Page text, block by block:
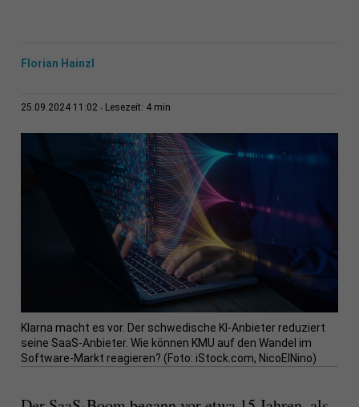
Florian Hainzl
25.09.2024 11:02 Lesezeit: 4 min
Klarna macht es vor. Der schwedische KI-Anbieter reduziert
seine SaaS-Anbieter. Wie können KMU auf den Wandel im
Software-Markt reagieren? (Foto: iStock.com, NicoElNino)